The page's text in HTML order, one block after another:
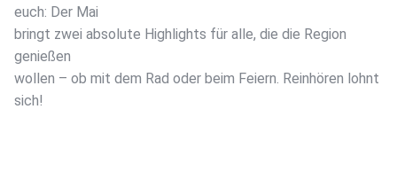
euch: Der Mai
bringt zwei absolute Highlights für alle, die die Region
genießen
wollen – ob mit dem Rad oder beim Feiern. Reinhören lohnt
sich!